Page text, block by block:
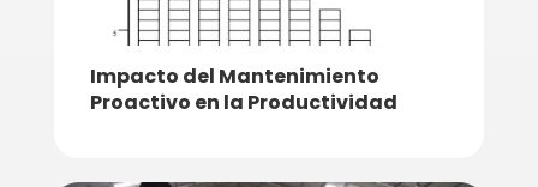
Impacto del Mantenimiento
Proactivo en la Productividad